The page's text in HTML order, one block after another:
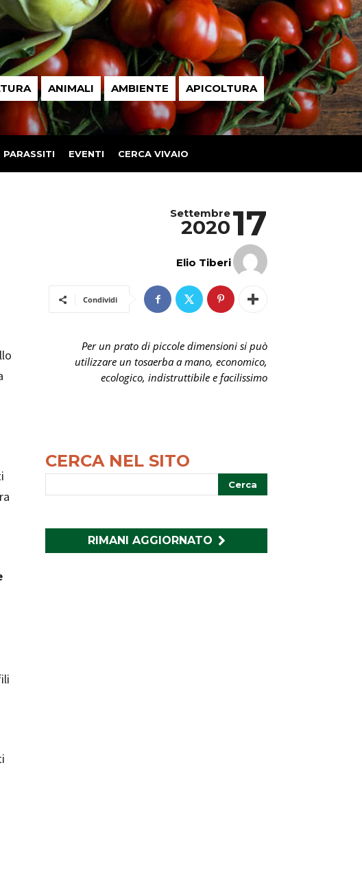
ANIMALI AMBIENTE APICOLTURA
PARASSITI EVENTI CERCA VIVAIO
17
Settembre
2020
Elio Tiberi
Condividi
Per un prato di piccole dimensioni si può
utilizzare un tosaerba a mano, economico,
ecologico, indistruttibile e facilissimo
CERCA NEL SITO
RIMANI AGGIORNATO